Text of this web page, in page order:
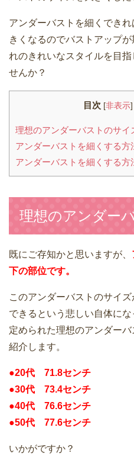
アンダーバストを細くでき
きくなるのでバストアップ
れのきれいなスタイルを目
せんか？
目次 [非表示]
理想のアンダーバストのサイ
アンダーバストを細くする方
アンダーバストを細くする方
理想のアンダー
既にご存知かと思いますが、
下の部位です。
このアンダーバストのサイ
できるという悲しい自体に
定められた理想のアンダー
紹介します。
●20代 71.8センチ
●30代 73.4センチ
●40代 76.6センチ
●50代 77.6センチ
いかがですか？